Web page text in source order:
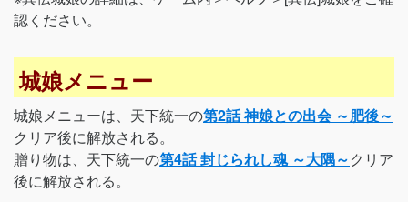
認ください。
城娘メニュー
城娘メニューは、天下統一の第2話 神娘との出会 ～肥後～
クリア後に解放される。
贈り物は、天下統一の第4話 封じられし魂 ～大隅～クリア
後に解放される。